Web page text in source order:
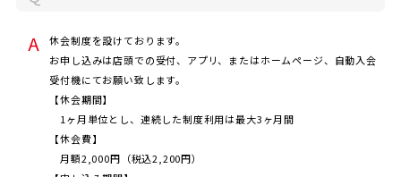
JOYFIT
JOYFIT24
JOYFIT YOGA
休会制度を設けております。
お申し込みは店頭での受付、アプリ、またはホームページ、自動入会
受付機にてお願い致します。
【休会期間】
1ヶ月単位とし、連続した制度利用は最大3ヶ月間
【休会費】
月額2,000円（税込2,200円）